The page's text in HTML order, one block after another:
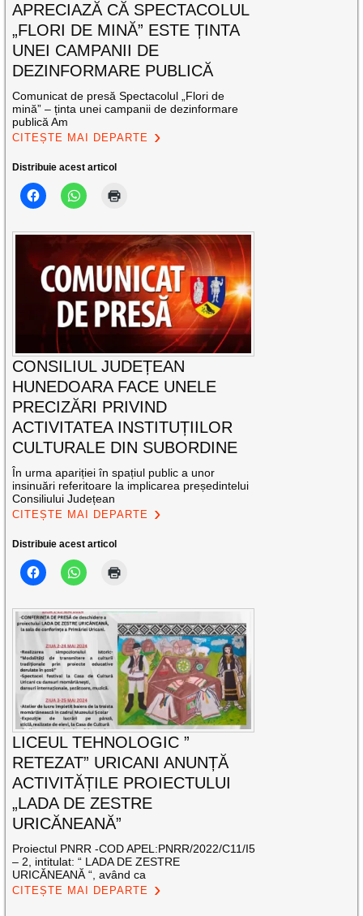
APRECIAZĂ CĂ SPECTACOLUL
„FLORI DE MINĂ” ESTE ȚINTA
UNEI CAMPANII DE
DEZINFORMARE PUBLICĂ
Comunicat de presă Spectacolul „Flori de
mină” – ținta unei campanii de dezinformare
publică Am
CITEȘTE MAI DEPARTE
Distribuie acest articol
CONSILIUL JUDEȚEAN
HUNEDOARA FACE UNELE
PRECIZĂRI PRIVIND
ACTIVITATEA INSTITUȚIILOR
CULTURALE DIN SUBORDINE
În urma apariției în spațiul public a unor
insinuări referitoare la implicarea președintelui
Consiliului Județean
CITEȘTE MAI DEPARTE
Distribuie acest articol
LICEUL TEHNOLOGIC ”
RETEZAT” URICANI ANUNȚĂ
ACTIVITĂȚILE PROIECTULUI
„LADA DE ZESTRE
URICĂNEANĂ”
Proiectul PNRR -COD APEL:PNRR/2022/C11/I5
– 2, intitulat: “ LADA DE ZESTRE
URICĂNEANĂ “, având ca
CITEȘTE MAI DEPARTE